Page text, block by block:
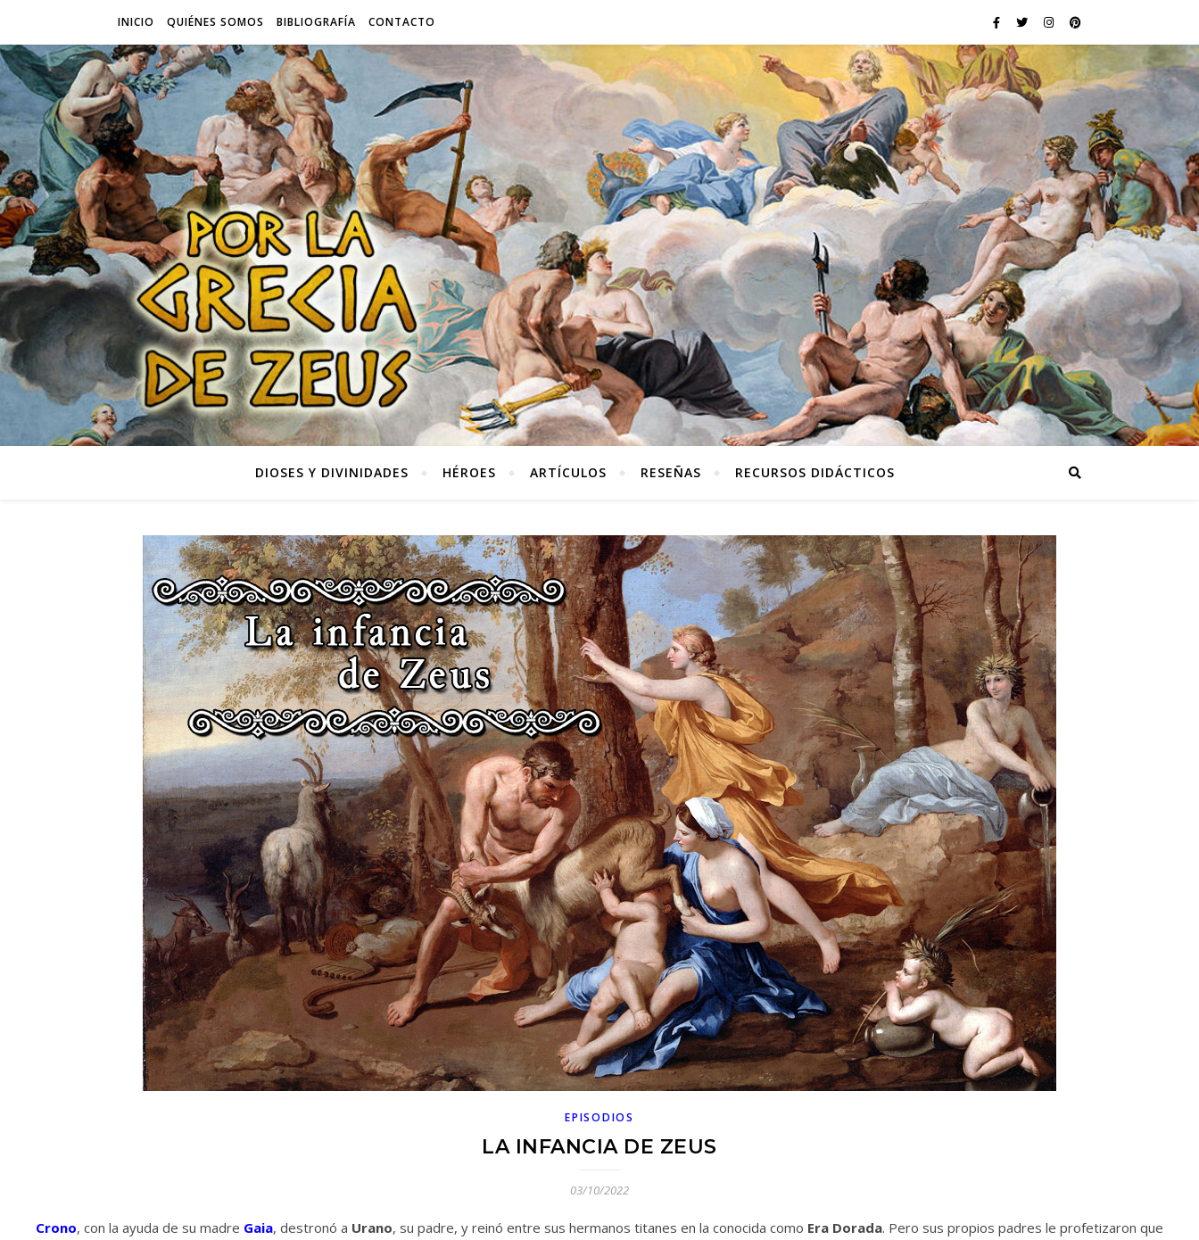
INICIO QUIÉNES SOMOS BIBLIOGRAFÍA CONTACTO
DIOSES Y DIVINIDADES HÉROES ARTÍCULOS RESEÑAS RECURSOS DIDÁCTICOS
EPISODIOS
LA INFANCIA DE ZEUS
03/10/2022
Crono, con la ayuda de su madre Gaia, destronó a Urano, su padre, y reinó entre sus hermanos titanes en la conocida como Era Dorada. Pero sus propios padres le profetizaron que